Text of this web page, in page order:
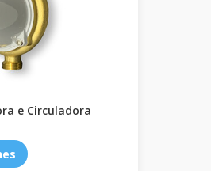
e Circuladora